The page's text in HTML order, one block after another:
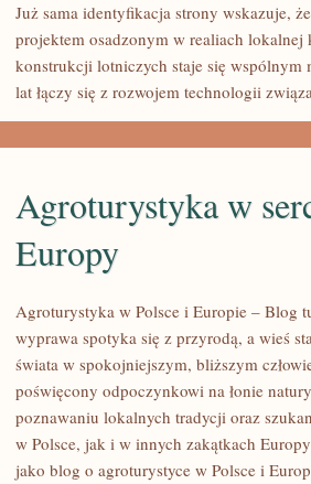
LOTNICTWIE
Już sama identyfikacja strony wskazuje,
projektem osadzonym w realiach
konstrukcji lotniczych staje się wspólnym
lat łączy się z rozwojem technologii
AGROTURYSTYKA
Agroturystyka w
Europy
Agroturystyka w Polsce i Europie – Blog
wyprawa spotyka się z przyrodą, a wieś
świata w spokojniejszym, bliższym
poświęcony odpoczynkowi na łonie
poznawaniu lokalnych tradycji oraz
w Polsce, jak i w innych zakątkach
jako blog o agroturystyce w Polsce i